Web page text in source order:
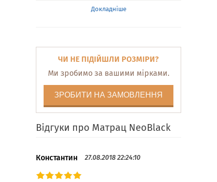
Докладніше
ЧИ НЕ ПІДІЙШЛИ РОЗМІРИ?
Ми зробимо за вашими мірками.
ЗРОБИТИ НА ЗАМОВЛЕННЯ
Відгуки про Матрац NeoBlack
Константин 27.08.2018 22:24:10